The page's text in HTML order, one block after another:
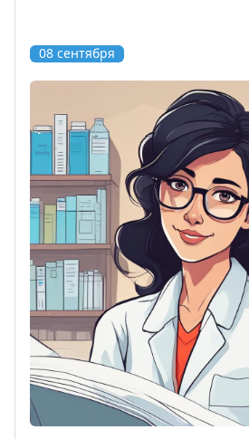
08 сентября